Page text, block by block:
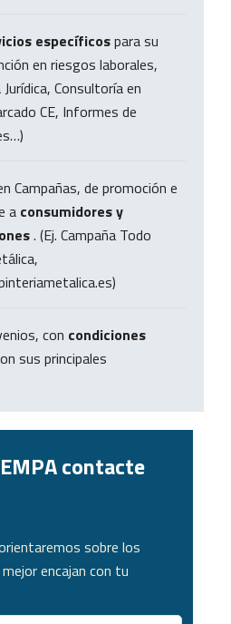
específicospara su
en riesgos laborales,
Consultoría en
CE, Informes de
Campañas, de promoción e
a consumidores y
. (Ej. Campaña Todo
con condiciones
sus principales
contacte
sobre los
encajan con tu